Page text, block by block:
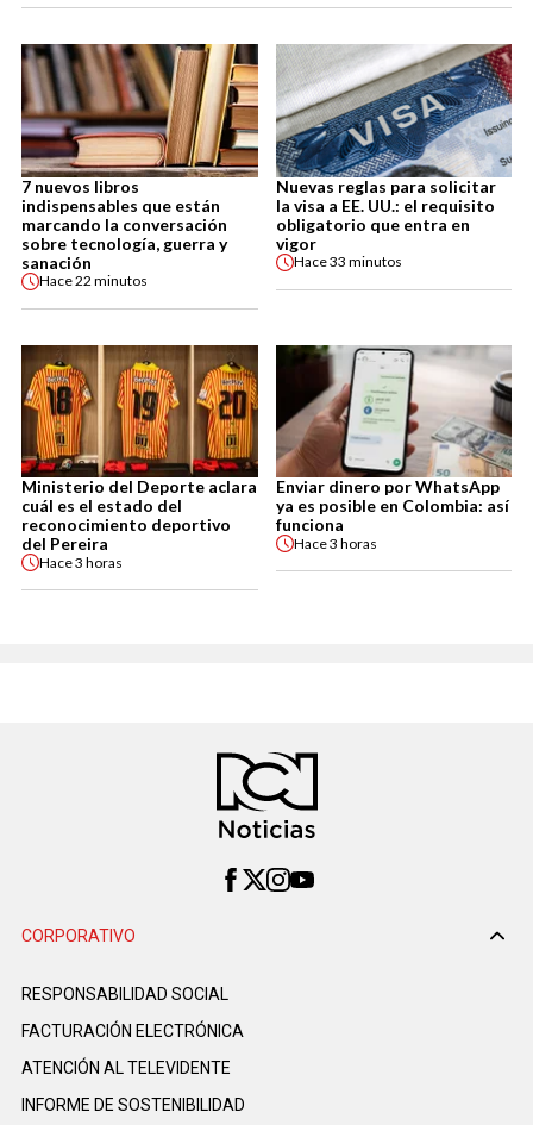
7 nuevos libros
indispensables que están
marcando la conversación
sobre tecnología, guerra y
sanación
Hace22 minutos
Nuevas reglas para solicitar
la visa a EE. UU.: el requisito
obligatorio que entra en
vigor
Hace33 minutos
Ministerio del Deporte aclara
cuál es el estado del
reconocimiento deportivo
del Pereira
Hace3 horas
Enviar dinero por WhatsApp
ya es posible en Colombia: así
funciona
Hace3 horas
CORPORATIVO
RESPONSABILIDAD SOCIAL
FACTURACIÓN ELECTRÓNICA
ATENCIÓN AL TELEVIDENTE
INFORME DE SOSTENIBILIDAD